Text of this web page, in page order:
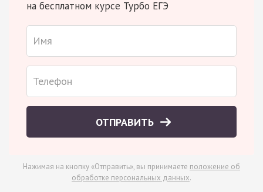
на бесплатном курсе Турбо ЕГЭ
ОТПРАВИТЬ
Нажимая на кнопку «Отправить», вы принимаете положение об
обработке персональных данных.